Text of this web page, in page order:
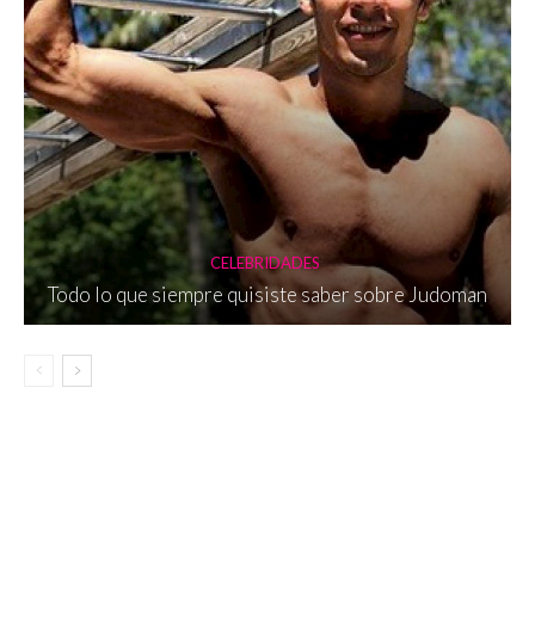
CELEBRIDADES
Todo lo que siempre quisiste saber sobre Judoman